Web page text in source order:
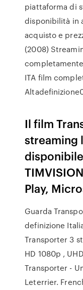
piattaforma di
disponibilità in
acquisto e
(2008)
ITA film
Il film
streaming
Play,
Guarda
definizione
Transporter 3
HD 1080p ,
Transporter -
Leterrier.